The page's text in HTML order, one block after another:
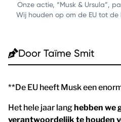
Onze actie, “Musk & Ursula”,
Wij houden op om de EU tot
Door Taïme Smit
**De EU heeft Musk een
Het hele jaar langhebben we
verantwoordelijk te houden